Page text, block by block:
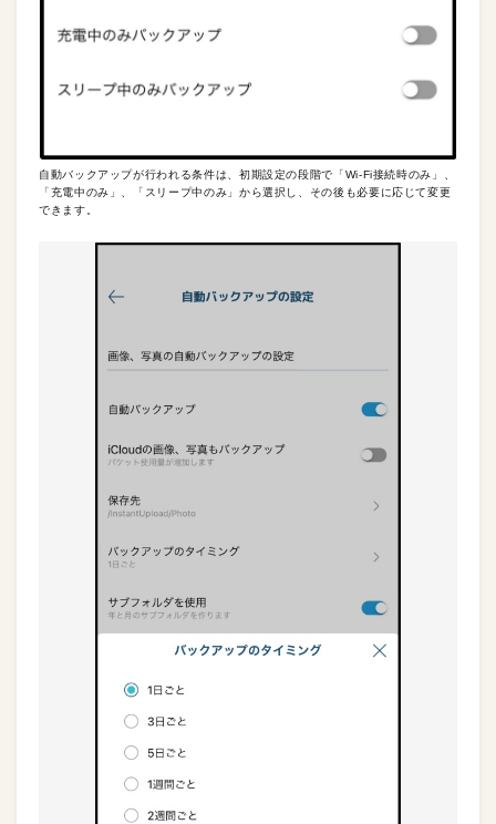
自動バックアップが行われる条件は、初期設定の段階で「Wi-Fi接続時のみ」、
「充電中のみ」、「スリープ中のみ」から選択し、その後も必要に応じて変更
できます。